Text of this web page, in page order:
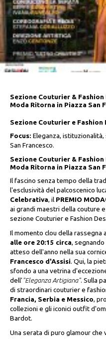
Sezione Couturier &
Moda Ritorna in Piazza San
Sezione Couturier e Fashion
Focus: Eleganza,
San Francesco.
Sezione Couturier &
Moda Ritorna in Piazza San
Il fascino senza tempo della
l'esclusività del palcoscenico
Celebrativa, il PREMIO
ai grandi maestri della couture
sezione Couturier e Fashion
Il momento clou della rassegna
alle ore 20:15 circa,
atteso dell'anno nella sua
Francesco d'Assisi. Qui, la
sfondo a una vetrina
dell'"Eleganza Artigiana". Sulla
di straordinari couturier e
Francia, Serbia e Messico,
collezioni e gli iconici outfit
Bardot.
Una serata di puro glamour